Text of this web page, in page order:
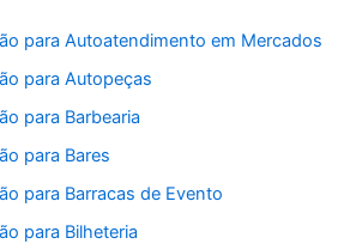
para Autoatendimento em Mercados
para Autopeças
para Barbearia
para Bares
para Barracas de Evento
para Bilheteria